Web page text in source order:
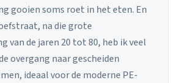
gooien soms roet in het eten. En
na die grote
van de jaren 20 tot 80, heb ik veel
overgang naar gescheiden
ideaal voor de moderne PE-